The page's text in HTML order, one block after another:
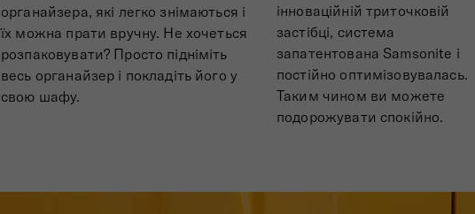
органайзера, які легко знімаються і
їх можна прати вручну. Не хочеться
розпаковувати? Просто підніміть
весь органайзер і покладіть його у
свою шафу.
інноваційній триточковій
застібці, система
запатентована Samsonite і
постійно оптимізовувалась.
Таким чином ви можете
подорожувати спокійно.